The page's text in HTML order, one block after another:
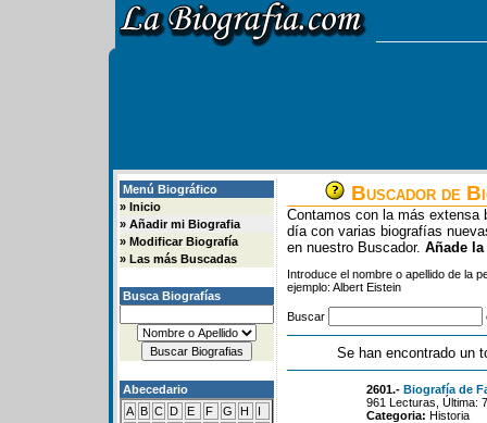
Menú Biográfico
» Inicio
» Añadir mi Biografia
» Modificar Biografía
» Las más Buscadas
Busca Biografías
Abecedario
A B C D E F G H
I
Buscador de
Contamos con la más extensa
día con varias biografías
en nuestro Buscador. Añade
Introduce el nombre o apellido de la
ejemplo: Albert Eistein
Buscar
Se han encontrado un
2601.- Biografía de
961 Lecturas, Última:
Categoria: Historia